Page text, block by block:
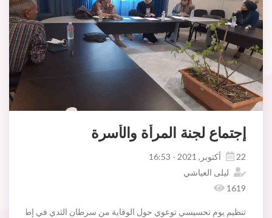
إجتماع لجنة المرأة والأسرة
22 أكتوبر, 2021 - 16:53
ليلى العياشي
1619
تنظيم يوم تحسيسي توعوي حول الوقاية من سرطان الثدي في إطار الاحتفال بأكتوبر الوردي بالشراكة مع نادي روتاراكت تونس كارنواوالدكتور خالد عبد الله يوم السبت 30 أكتوبر 2021